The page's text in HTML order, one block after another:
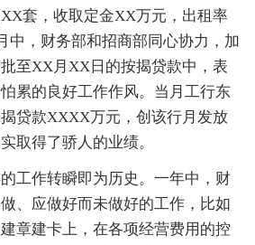
套，收取定金XX万元，出租率
中，财务部和招商部同心协力，加
至XX月XX日的按揭贷款中，表
累的良好工作作风。当月工行东
贷款XXXX万元，创该行月发放
取得了骄人的业绩。
工作转瞬即为历史。一年中，财
、应做好而未做好的工作，比如
章建卡上，在各项经营费用的控